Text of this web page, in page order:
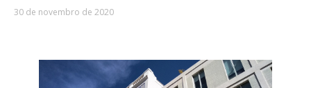
30 de novembro de 2020